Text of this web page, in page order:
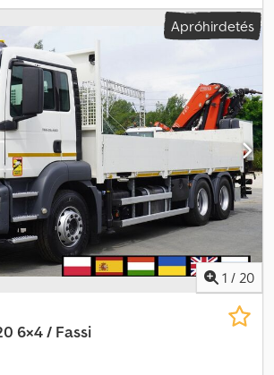
nappali fülke, hajtástípus:mechanikai,
426 h,
differenciálzár, légkondicionálás
szivattyús teherautó / 426 MTH !!! /
S Se Af Rock Futott 280 ezer km Motor
felfüggesztés Gumik 13R22.5 Hidraulika
0 18m Gyártási év 2008 A szivattyú
vezérelhető Szivattyúzási magasság
Manuális váltó Légkondicionáló Napfénytető
Nagyon jó műszaki állapot
Apróhirdetés
1 / 20
6×4 / Fassi